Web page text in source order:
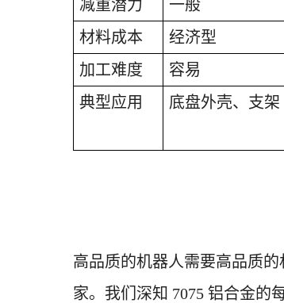
减重潜力
一般
材料成本
经济型
加工难度
容易
典型应用
底盘外壳、支架
高品质的机器人需要高品质的
家。我们深知 7075 铝合金的